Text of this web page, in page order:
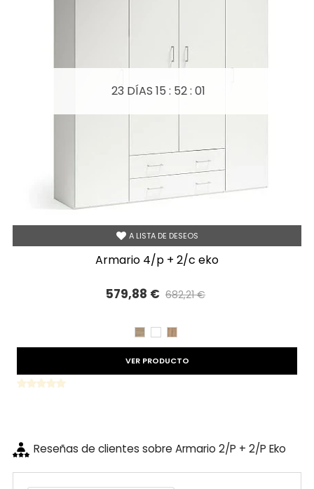
A LISTA DE DESEOS
23 DÍAS 15 : 52 : 01
armario 4/p + 2/c eko
579,88 € 682,21 €
CAMBRIAN
BLANCO
ROBLE
VER PRODUCTO
Reseñas de clientes sobre Armario 2/P + 2/P Eko